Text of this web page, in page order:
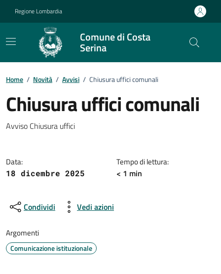
Regione Lombardia
Comune di Costa
Serina
Home / Novità / Avvisi / Chiusura uffici comunali
Chiusura uffici comunali
Dettagli della notizia
Avviso Chiusura uffici
Data:
18 dicembre 2025
Tempo di lettura:
< 1 min
Condividi Vedi azioni
Argomenti
Comunicazione istituzionale